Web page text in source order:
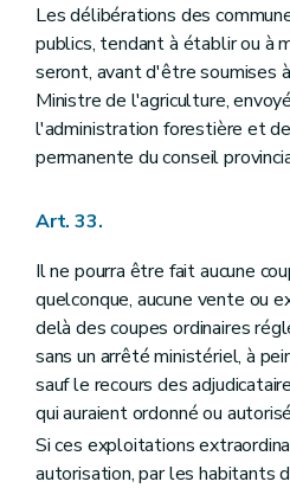
Les délibérations des
publics, tendant à établir ou à
seront, avant d'être soumises
Ministre de l'agriculture,
l'administration forestière et
permanente du conseil
Art. 33.
Il ne pourra être fait aucune
quelconque, aucune vente ou
delà des coupes ordinaires
sans un arrêté ministériel, à
sauf le recours des
qui auraient ordonné ou
Si ces exploitations
autorisation, par les habitants